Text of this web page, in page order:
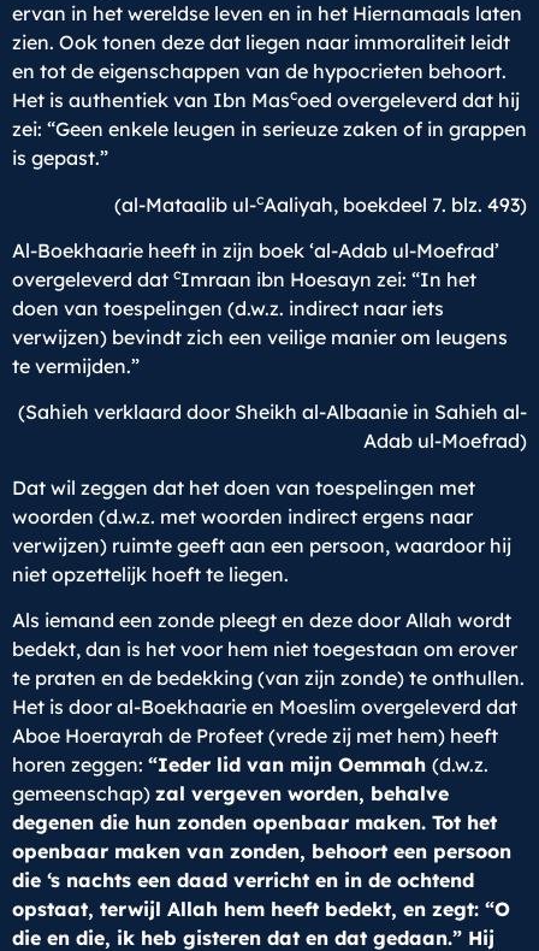
ervan in het wereldse leven en in het Hiernamaals laten
zien. Ook tonen deze dat liegen naar immoraliteit leidt
en tot de eigenschappen van de hypocrieten behoort.
Het is authentiek van Ibn Mascoed overgeleverd dat hij
zei: “Geen enkele leugen in serieuze zaken of in grappen
is gepast.”
(al-Mataalib ul-cAaliyah, boekdeel 7. blz. 493)
Al-Boekhaarie heeft in zijn boek ‘al-Adab ul-Moefrad’
overgeleverd dat cImraan ibn Hoesayn zei: “In het
doen van toespelingen (d.w.z. indirect naar iets
verwijzen) bevindt zich een veilige manier om leugens
te vermijden.”
(Sahieh verklaard door Sheikh al-Albaanie in Sahieh al-
Adab ul-Moefrad)
Dat wil zeggen dat het doen van toespelingen met
woorden (d.w.z. met woorden indirect ergens naar
verwijzen) ruimte geeft aan een persoon, waardoor hij
niet opzettelijk hoeft te liegen.
Als iemand een zonde pleegt en deze door Allah wordt
bedekt, dan is het voor hem niet toegestaan om erover
te praten en de bedekking (van zijn zonde) te onthullen.
Het is door al-Boekhaarie en Moeslim overgeleverd dat
Aboe Hoerayrah de Profeet (vrede zij met hem) heeft
horen zeggen: “Ieder lid van mijn Oemmah (d.w.z.
gemeenschap) zal vergeven worden, behalve
degenen die hun zonden openbaar maken. Tot het
openbaar maken van zonden, behoort een persoon
die ‘s nachts een daad verricht en in de ochtend
opstaat, terwijl Allah hem heeft bedekt, en zegt: “O
die en die, ik heb gisteren dat en dat gedaan.” Hij